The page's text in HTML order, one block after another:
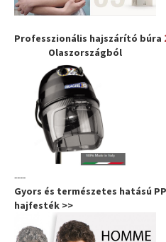
Professzionális hajszárító búra
Olaszországból
----
Gyors és természetes hatású
hajfesték >>